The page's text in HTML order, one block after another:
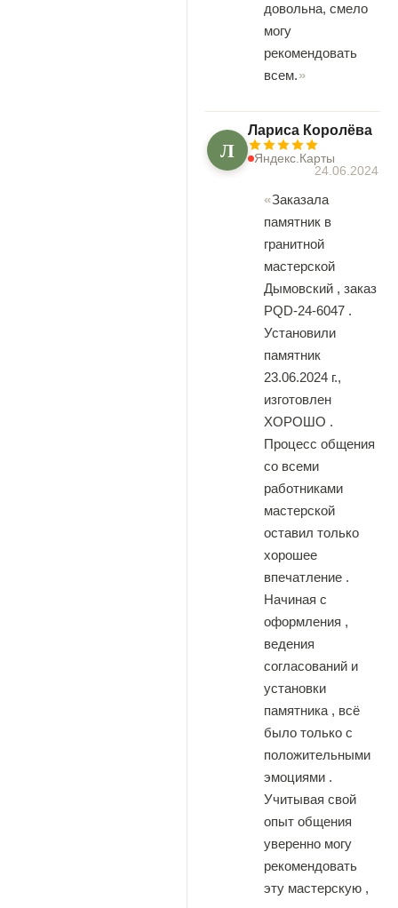
довольна, смело
могу
рекомендовать
всем.
Л
Лариса Королёва
Яндекс.Карты
24.06.2024
Заказала
памятник в
гранитной
мастерской
Дымовский , заказ
PQD-24-6047 .
Установили
памятник
23.06.2024 г.,
изготовлен
ХОРОШО .
Процесс общения
со всеми
работниками
мастерской
оставил только
хорошее
впечатление .
Начиная с
оформления ,
ведения
согласований и
установки
памятника , всё
было только с
положительными
эмоциями .
Учитывая свой
опыт общения
уверенно могу
рекомендовать
эту мастерскую ,